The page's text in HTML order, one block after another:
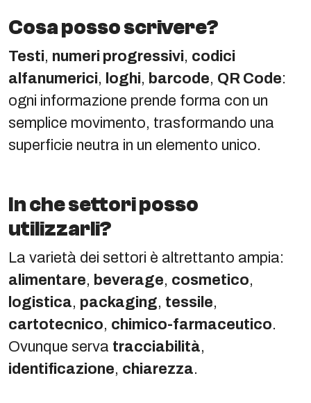
Cosa posso scrivere?
Testi, numeri progressivi, codici
alfanumerici, loghi, barcode, QR Code:
ogni informazione prende forma con un
semplice movimento, trasformando una
superficie neutra in un elemento unico.
In che settori posso
utilizzarli?
La varietà dei settori è altrettanto ampia:
alimentare, beverage, cosmetico,
logistica, packaging, tessile,
cartotecnico, chimico-farmaceutico.
Ovunque serva tracciabilità,
identificazione, chiarezza.